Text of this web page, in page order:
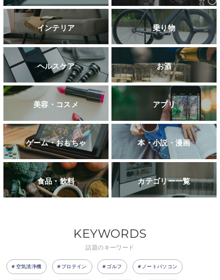
インテリア 乗り物
ヘルスケア お酒
美容・コスメ アプリ
ゲーム・おもちゃ 本・小説・漫画
食品・飲料 カテゴリー一覧
KEYWORDS
話題のキーワード
空気清浄機 プロテイン ゴルフ ノートパソコン